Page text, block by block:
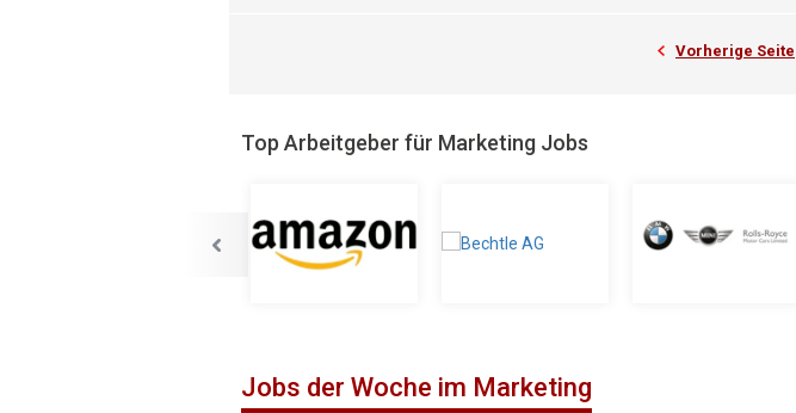
Vorherige Seite
Top Arbeitgeber für Marketing Jobs
Jobs der Woche im Marketing